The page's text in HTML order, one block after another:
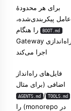
برای هر محدودهٔ
عامل پیکربندی‌شده،
BOOT.md
را هنگام
راه‌اندازی Gateway
اجرا می‌کند
فایل‌های راه‌انداز
اضافی (برای مثال
AGENTS.md / TOOLS.md
در monorepo) را